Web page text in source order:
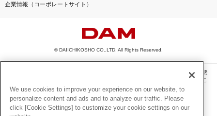
企業情報（コーポレートサイト）
© DAIICHIKOSHO CO.,LTD. All Rights Reserved.
このサイトに掲載されている一切の文章・画像・写真・動画・音声等を、手段や形態
を問わず、著作権法の定める範囲を超えて無断で複製、転載、ファイル化などするこ
とを禁じます。
楽曲及びコンテンツは、機種によりご利用いただけない場合があります。
楽曲及びコンテンツの配信日、配信内容が変更になる場合があります。
We use cookies to improve your experience on our website, to
personalize content and ads and to analyze our traffic. Please
click [Cookie Settings] to customize your cookie settings on our